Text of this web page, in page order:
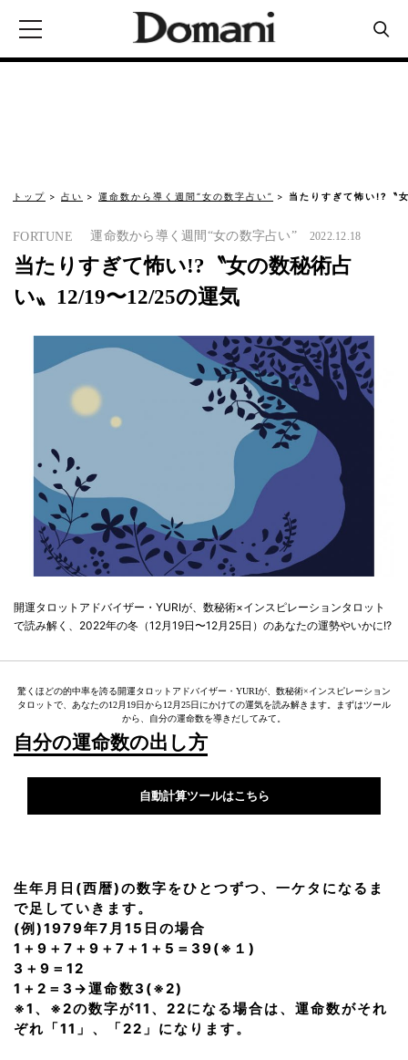
トップ 占い 運命数から導く週間“女の数字占い” 当たりすぎて怖い!?
FORTUNE 運命数から導く週間“女の数字占い” 2022.12.18
当たりすぎて怖い!?〝女の数秘術占
い〟12/19〜12/25の運気
開運タロットアドバイザー・YURIが、数秘術×インスピレーションタロット
で読み解く、2022年の冬（12月19日〜12月25日）のあなたの運勢やいかに!?
驚くほどの的中率を誇る開運タロットアドバイザー・YURIが、数秘術×インスピレーション
タロットで、あなたの12月19日から12月25日にかけての運気を読み解きます。まずはツール
から、自分の運命数を導きだしてみて。
自分の運命数の出し方
自動計算ツールはこちら
生年月日(西暦)の数字をひとつずつ、一ケタになるま
で足していきます。
(例)1979年7月15日の場合
1＋9＋7＋9＋7＋1＋5＝39(※１)
3＋9＝12
1＋2＝3→運命数3(※2)
※1、※2の数字が11、22になる場合は、運命数がそれ
ぞれ「11」、「22」になります。